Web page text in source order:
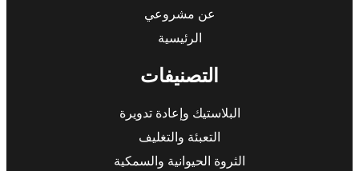
التصنيفات
البلاستيك وإعادة تدويرة
التعبئة والتغليف
الثروة الحيوانية والسمكية
عن مشروعي
الرئيسية